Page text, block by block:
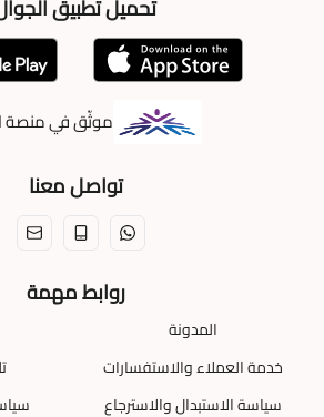
تحميل تطبيق
موثّق في منصة
تواصل معنا
روابط مهمة
المدونة
خدمة العملاء والاستفسارات
سياسة الاستبدال والاسترجاع